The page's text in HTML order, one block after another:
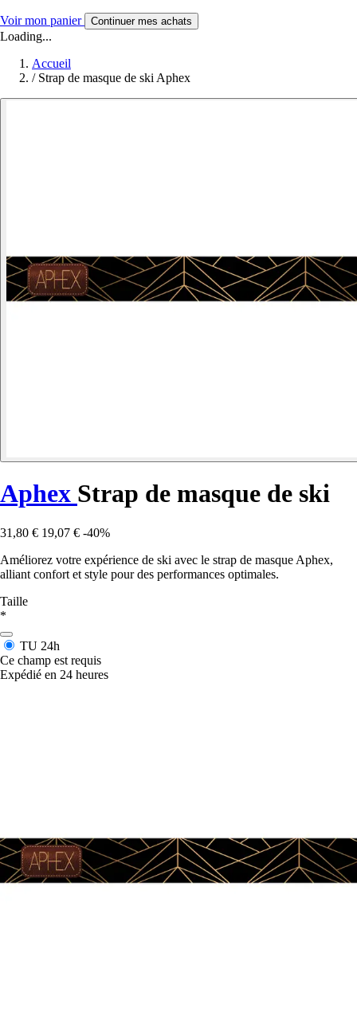
Voir mon panier Continuer mes achats
Loading...
Accueil
/ Strap de masque de ski Aphex
Aphex Strap de masque de ski
31,80 € 19,07 € -40%
Améliorez votre expérience de ski avec le strap de masque Aphex,
alliant confort et style pour des performances optimales.
Taille
*
TU 24h
Ce champ est requis
Expédié en 24 heures